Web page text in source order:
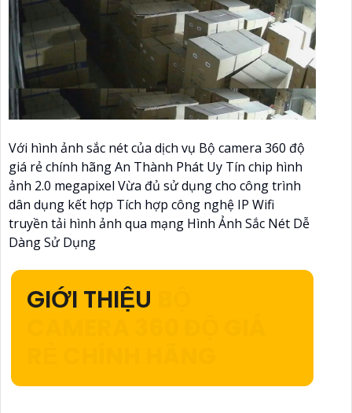
Với hình ảnh sắc nét của dịch vụ Bộ camera 360 độ
giá rẻ chính hãng An Thành Phát Uy Tín chip hình
ảnh 2.0 megapixel Vừa đủ sử dụng cho công trình
dân dụng kết hợp Tích hợp công nghệ IP Wifi
truyền tải hình ảnh qua mạng Hình Ảnh Sắc Nét Dễ
Dàng Sử Dụng
GIỚI THIỆU